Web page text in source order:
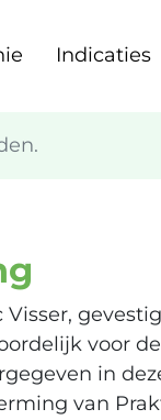
Indicaties
voor
in
van